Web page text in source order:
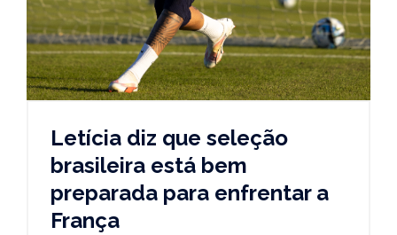
Letícia diz que seleção
brasileira está bem
preparada para enfrentar a
França